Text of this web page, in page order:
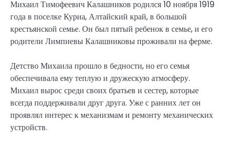
Михаил Тимофеевич Калашников родился 10 ноября 1919
года в поселке Куриа, Алтайский край, в большой
крестьянской семье. Он был пятый ребенок в семье, и его
родители Лимпиевы Калашниковы проживали на ферме.
Детство Михаила прошло в бедности, но его семья
обеспечивала ему теплую и дружескую атмосферу.
Михаил вырос среди своих братьев и сестер, которые
всегда поддерживали друг друга. Уже с ранних лет он
проявлял интерес к механизмам и ремонту механических
устройств.